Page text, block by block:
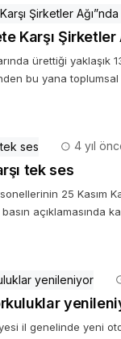
Karşı
ürettiği yaklaşık
bu yana
4 yıl
tek ses
25 Kasım
açıklamasında
il genelinde yeni oto